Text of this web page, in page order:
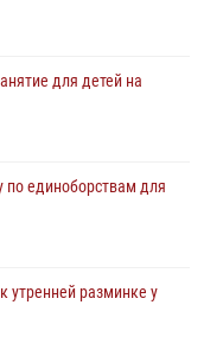
для детей на
единоборствам для
утренней разминке у